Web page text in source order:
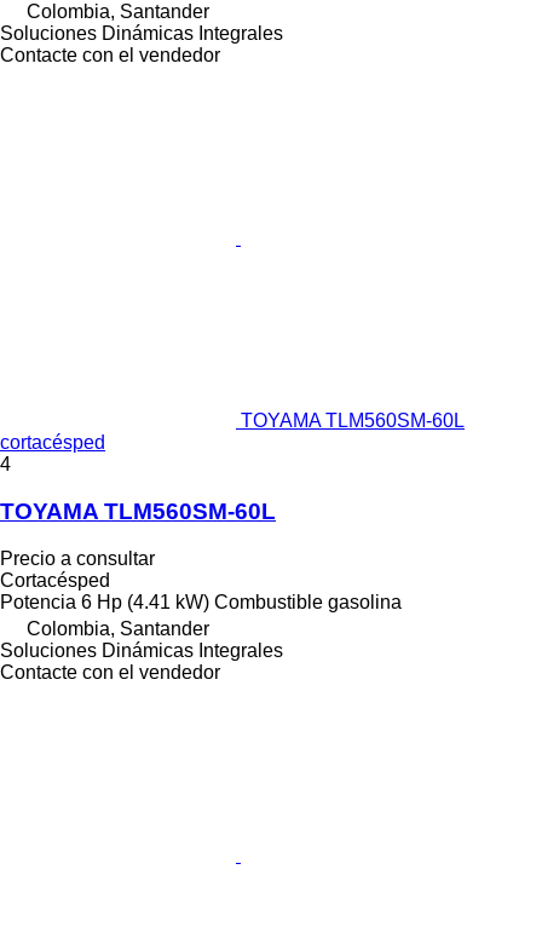
Colombia, Santander
Soluciones Dinámicas Integrales
Contacte con el vendedor
TOYAMA TLM560SM-60L
cortacésped
4
TOYAMA TLM560SM-60L
Precio a consultar
Cortacésped
Potencia 6 Hp (4.41 kW) Combustible gasolina
Colombia, Santander
Soluciones Dinámicas Integrales
Contacte con el vendedor